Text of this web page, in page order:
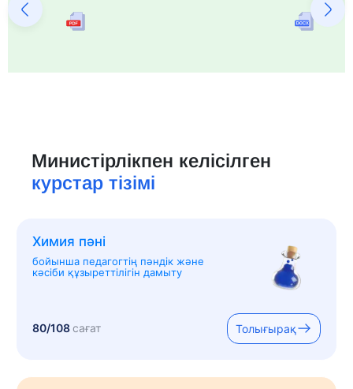
Министірлікпен келісілген
курстар тізімі
Химия пәні
бойынша педагогтің пәндік және
кәсіби құзыреттілігін дамыту
80/108сағат Толығырақ